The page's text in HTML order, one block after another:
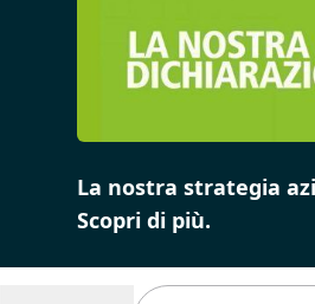
La nostra strategia
Scopri di più.